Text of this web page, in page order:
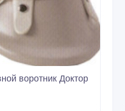
воротник Доктор